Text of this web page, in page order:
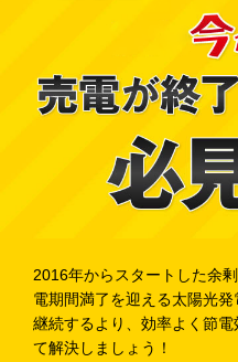
2016年からスタートした余
電期間満了を迎える太陽光
継続するより、効率よく節
て解決しましょう！